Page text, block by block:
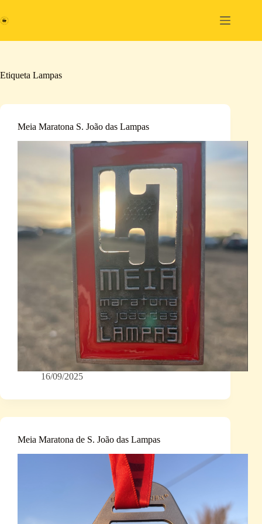
para
o
Etiqueta Lampas
Meia Maratona S. João das Lampas
16/09/2025
Meia Maratona de S. João das Lampas